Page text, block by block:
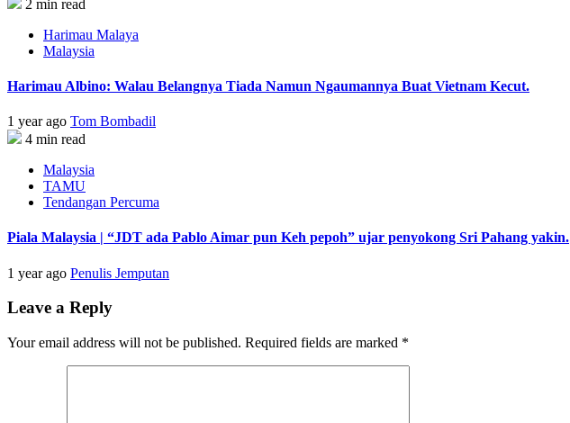
2 min read
Harimau Malaya
Malaysia
Harimau Albino: Walau Belangnya Tiada Namun Ngaumannya Buat Vietnam Kecut.
1 year ago Tom Bombadil
4 min read
Malaysia
TAMU
Tendangan Percuma
Piala Malaysia | “JDT ada Pablo Aimar pun Keh pepoh” ujar penyokong Sri Pahang yakin.
1 year ago Penulis Jemputan
Leave a Reply
Your email address will not be published. Required fields are marked *